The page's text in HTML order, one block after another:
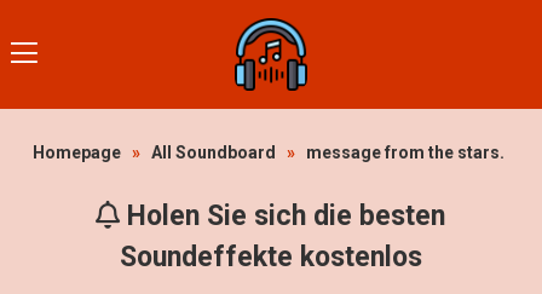
Homepage » All Soundboard » message from the stars.
Holen Sie sich die besten
Soundeffekte kostenlos